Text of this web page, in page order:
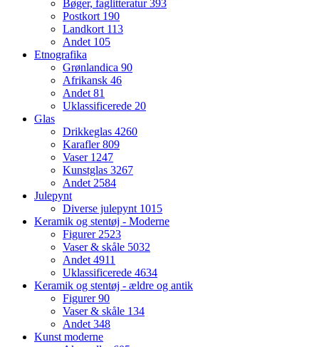
Bøger, faglitteratur393
Postkort 190
Landkort 113
Andet 105
Etnografika
Grønlandica 90
Afrikansk 46
Andet 81
Uklassificerede 20
Glas
Drikkeglas 4260
Karafler809
Vaser 1247
Kunstglas 3267
Andet 2584
Julepynt
Diverse julepynt 1015
Keramik og stentøj - Moderne
Figurer 2523
Vaser & skåle 5032
Andet 4911
Uklassificerede 4634
Keramik og stentøj - ældre og antik
Figurer90
Vaser & skåle 134
Andet 348
Kunst moderne